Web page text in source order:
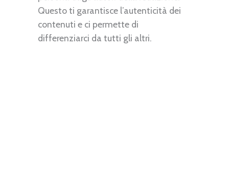
Questo ti garantisce l’autenticità dei
contenuti e ci permette di
differenziarci da tutti gli altri.